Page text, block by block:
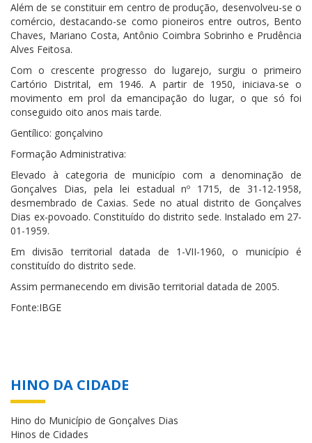
Além de se constituir em centro de produção, desenvolveu-se o
comércio, destacando-se como pioneiros entre outros, Bento
Chaves, Mariano Costa, Antônio Coimbra Sobrinho e Prudência
Alves Feitosa.
Com o crescente progresso do lugarejo, surgiu o primeiro
Cartório Distrital, em 1946. A partir de 1950, iniciava-se o
movimento em prol da emancipação do lugar, o que só foi
conseguido oito anos mais tarde.
Gentílico: gonçalvino
Formação Administrativa:
Elevado à categoria de município com a denominação de
Gonçalves Dias, pela lei estadual nº 1715, de 31-12-1958,
desmembrado de Caxias. Sede no atual distrito de Gonçalves
Dias ex-povoado. Constituído do distrito sede. Instalado em 27-
01-1959.
Em divisão territorial datada de 1-VII-1960, o município é
constituído do distrito sede.
Assim permanecendo em divisão territorial datada de 2005.
Fonte:IBGE
HINO DA CIDADE
Hino do Município de Gonçalves Dias
Hinos de Cidades